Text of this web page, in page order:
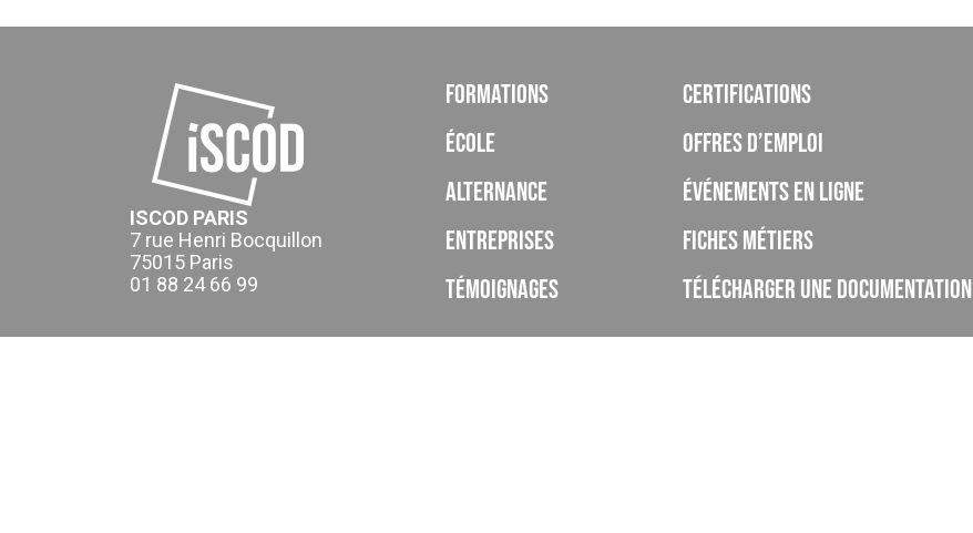
ISCOD PARIS
7 rue Henri Bocquillon
75015 Paris
01 88 24 66 99
Formations
École
Alternance
Entreprises
Témoignages
Certifications
Offres d’emploi
Événements en ligne
Fiches métiers
Télécharger une documentation